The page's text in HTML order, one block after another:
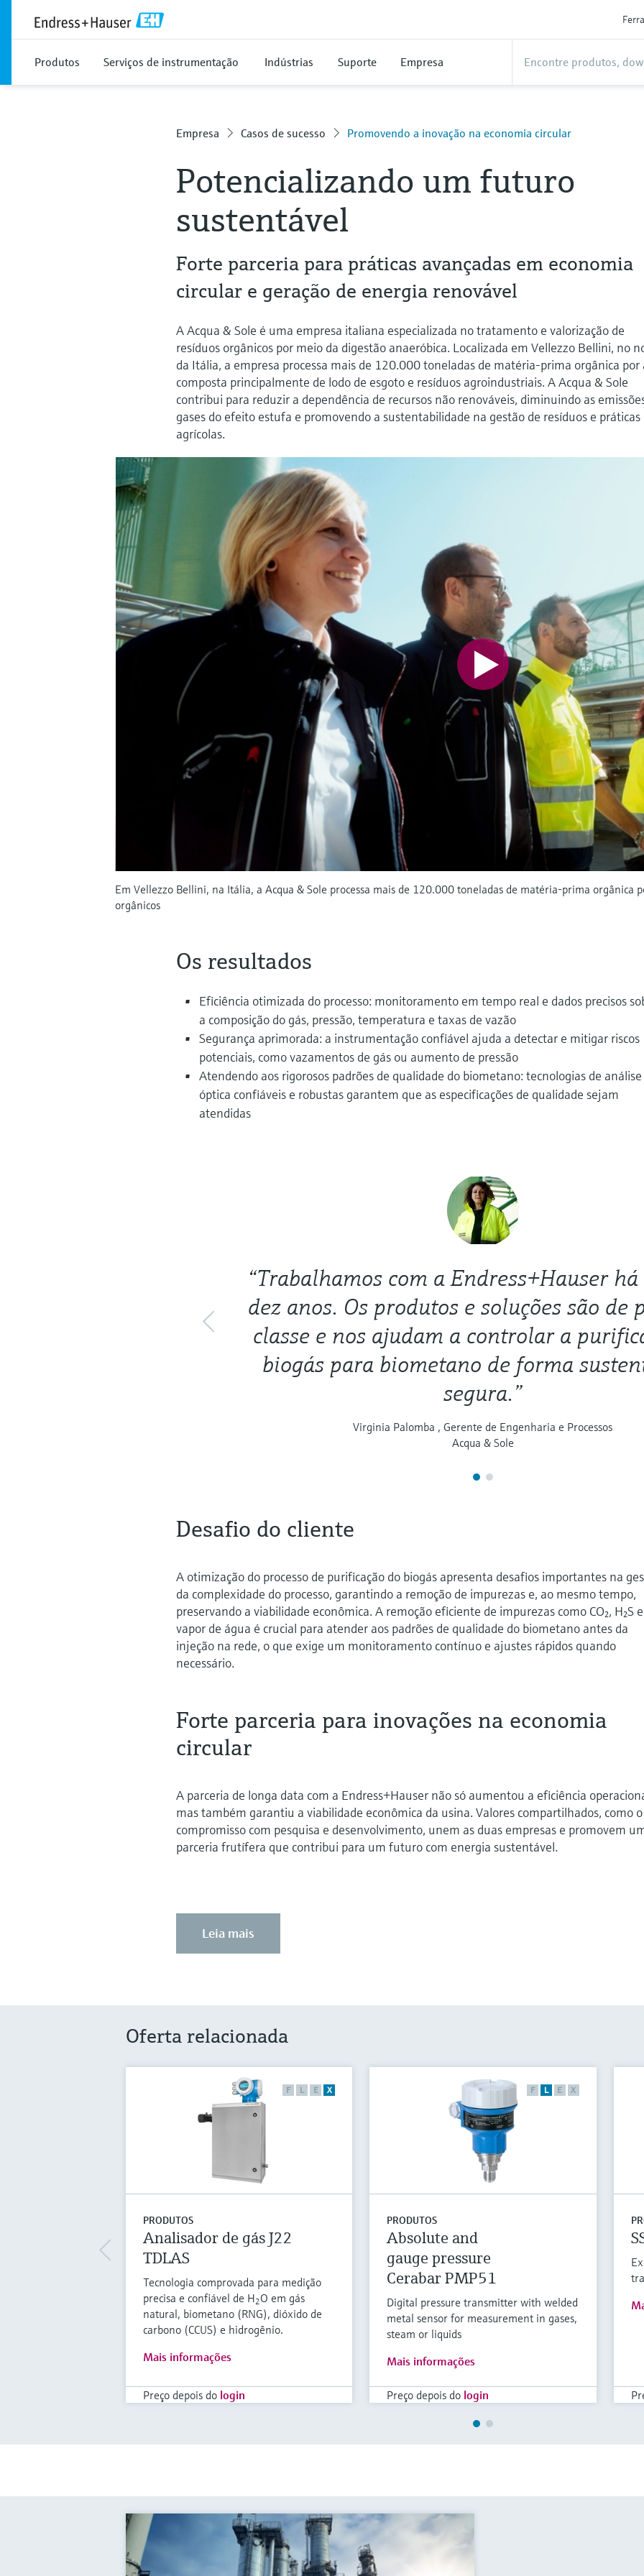
Produtos Serviços de instrumentação Indústrias Suporte Empresa
Empresa Casos de sucesso Promovendo a inovação na economia circular
Potencializando um futuro
sustentável
Forte parceria para práticas avançadas em economia
circular e geração de energia renovável
A Acqua & Sole é uma empresa italiana especializada no tratamento e valorização de
resíduos orgânicos por meio da digestão anaeróbica. Localizada em Vellezzo Bellini, no
da Itália, a empresa processa mais de 120.000 toneladas de matéria-prima orgânica por
composta principalmente de lodo de esgoto e resíduos agroindustriais. A Acqua & Sole
contribui para reduzir a dependência de recursos não renováveis, diminuindo as
gases do efeito estufa e promovendo a sustentabilidade na gestão de resíduos e práticas
agrícolas.
Em Vellezzo Bellini, na Itália, a Acqua & Sole processa mais de 120.000 toneladas de matéria-prima orgânica
orgânicos
Os resultados
Eficiência otimizada do processo: monitoramento em tempo real e dados precisos
a composição do gás, pressão, temperatura e taxas de vazão
Segurança aprimorada: a instrumentação confiável ajuda a detectar e mitigar riscos
potenciais, como vazamentos de gás ou aumento de pressão
Atendendo aos rigorosos padrões de qualidade do biometano: tecnologias de análise
óptica confiáveis e robustas garantem que as especificações de qualidade sejam
atendidas
“Trabalhamos com a Endress+Hauser
dez anos. Os produtos e soluções são de
classe e nos ajudam a controlar a
biogás para biometano de forma
segura.”
Virginia Palomba , Gerente de Engenharia e Processos
Acqua & Sole
Desafio do cliente
A otimização do processo de purificação do biogás apresenta desafios importantes na
da complexidade do processo, garantindo a remoção de impurezas e, ao mesmo tempo,
preservando a viabilidade econômica. A remoção eficiente de impurezas como CO₂, H₂S e
vapor de água é crucial para atender aos padrões de qualidade do biometano antes da
injeção na rede, o que exige um monitoramento contínuo e ajustes rápidos quando
necessário.
Forte parceria para inovações na economia
circular
A parceria de longa data com a Endress+Hauser não só aumentou a eficiência
mas também garantiu a viabilidade econômica da usina. Valores compartilhados, como o
compromisso com pesquisa e desenvolvimento, unem as duas empresas e promovem
parceria frutífera que contribui para um futuro com energia sustentável.
Leia mais
Oferta relacionada
F L E X
PRODUTOS
Analisador de gás J22
TDLAS
Tecnologia comprovada para medição
precisa e confiável de H2O em gás
natural, biometano (RNG), dióxido de
carbono (CCUS) e hidrogênio.
Mais informações
Preço depois do login
F L E X
PRODUTOS
Absolute and
gauge pressure
Cerabar PMP51
Digital pressure transmitter with welded
metal sensor for measurement in gases,
steam or liquids
Mais informações
Preço depois do login